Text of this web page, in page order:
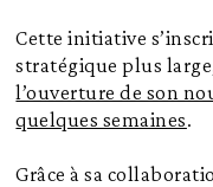
Cette initiative
stratégique plus
l’ouverture de son
quelques semaines.
Grâce à sa